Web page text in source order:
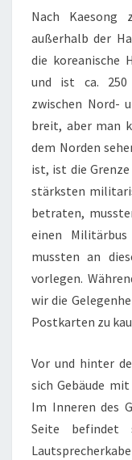
Nach Kaesong
außerhalb der
die koreanische
und ist ca. 250
zwischen Nord-
breit, aber man
dem Norden
ist, ist die
stärksten
betraten,
einen Militärbus
mussten an
vorlegen.
wir die
Postkarten zu
Vor und hinter
sich Gebäude
Im Inneren des
Seite befindet